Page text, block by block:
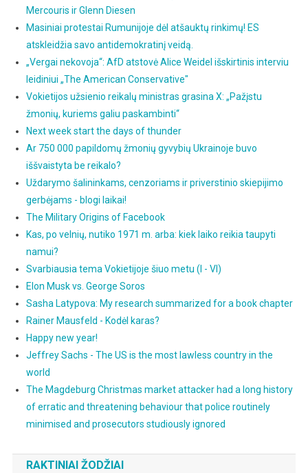
Mercouris ir Glenn Diesen
Masiniai protestai Rumunijoje dėl atšauktų rinkimų! ES
atskleidžia savo antidemokratinį veidą.
„Vergai nekovoja“: AfD atstovė Alice Weidel išskirtinis interviu
leidiniui „The American Conservative"
Vokietijos užsienio reikalų ministras grasina X: „Pažįstu
žmonių, kuriems galiu paskambinti“
Next week start the days of thunder
Ar 750 000 papildomų žmonių gyvybių Ukrainoje buvo
iššvaistyta be reikalo?
Uždarymo šalininkams, cenzoriams ir priverstinio skiepijimo
gerbėjams - blogi laikai!
The Military Origins of Facebook
Kas, po velnių, nutiko 1971 m. arba: kiek laiko reikia taupyti
namui?
Svarbiausia tema Vokietijoje šiuo metu (I - VI)
Elon Musk vs. George Soros
Sasha Latypova: My research summarized for a book chapter
Rainer Mausfeld - Kodėl karas?
Happy new year!
Jeffrey Sachs - The US is the most lawless country in the
world
The Magdeburg Christmas market attacker had a long history
of erratic and threatening behaviour that police routinely
minimised and prosecutors studiously ignored
RAKTINIAI ŽODŽIAI